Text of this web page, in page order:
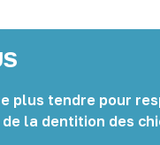
plus tendre pour
la dentition des